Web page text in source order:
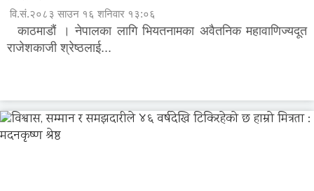
वि.सं.२०८३ साउन १६ शनिवार १३:०६
काठमाडौं । नेपालका लागि भियतनामका अवैतनिक महावाणिज्यदूत
राजेशकाजी श्रेष्ठलाई...